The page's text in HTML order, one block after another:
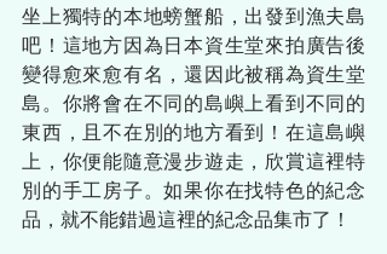
坐上獨特的本地螃蟹船，出發到漁夫島
吧！這地方因為日本資生堂來拍廣告後
變得愈來愈有名，還因此被稱為資生堂
島。你將會在不同的島嶼上看到不同的
東西，且不在別的地方看到！在這島嶼
上，你便能隨意漫步遊走，欣賞這裡特
別的手工房子。如果你在找特色的紀念
品，就不能錯過這裡的紀念品集市了！